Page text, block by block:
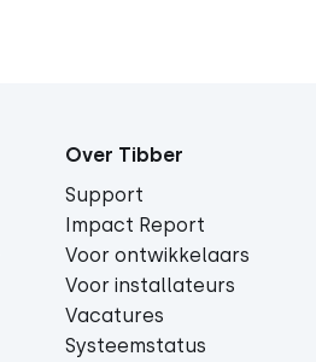
Over Tibber
Support
Impact Report
Voor ontwikkelaars
Voor installateurs
Vacatures
Systeemstatus